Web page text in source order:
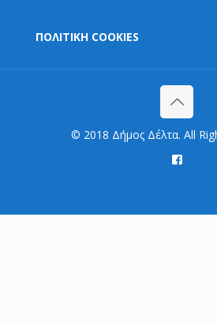
ΠΟΛΙΤΙΚΗ COOKIES
© 2018 Δήμος Δέλτα. All